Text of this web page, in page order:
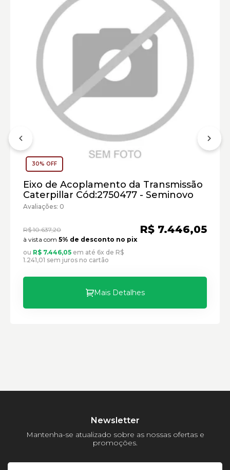
Trator de Esteiras Caterpillar:
Carregadeira de Rodas Caterpillar:
Marca:
Material:
Modelo:
Comprimento:
Peso:
30% OFF
Eixo de Acoplamento da Transmissão
Caterpillar Cód:2750477 - Seminovo
Avaliações: 0
R$ 10.637,20 R$ 7.446,05
à vista com 5% de desconto no pix
ou R$ 7.446,05 em até 6x de R$
1.241,01 sem juros no cartão
Mais Detalhes
Newsletter
Mantenha-se atualizado sobre as nossas ofertas e
promoções.